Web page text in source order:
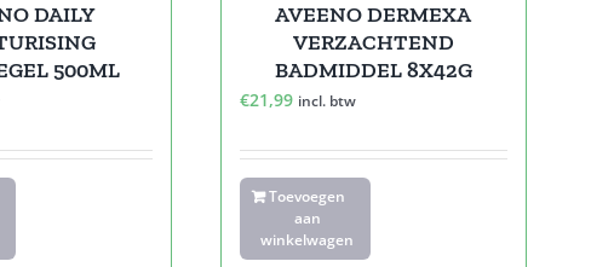
DAILY
500ML
AVEENO DERMEXA
VERZACHTEND
BADMIDDEL 8X42G
€21,99 incl. btw
Toevoegen
aan
winkelwagen